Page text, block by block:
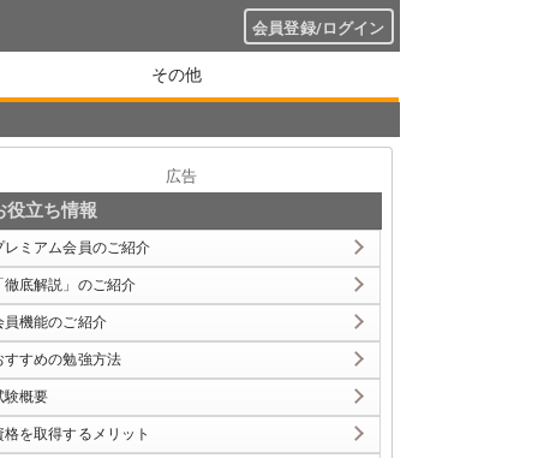
会員登録/ログイン
その他
広告
役立ち情報
レミアム会員のご紹介
徹底解説」のご紹介
員機能のご紹介
すすめの勉強方法
験概要
格を取得するメリット